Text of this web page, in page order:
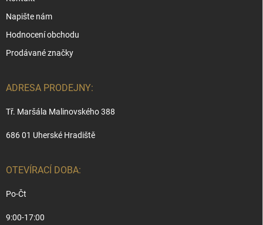
Napište nám
Hodnocení obchodu
Prodávané značky
ADRESA PRODEJNY:
Tř. Maršála Malinovského 388
686 01 Uherské Hradiště
OTEVÍRACÍ DOBA:
Po-Čt
9:00-17:00